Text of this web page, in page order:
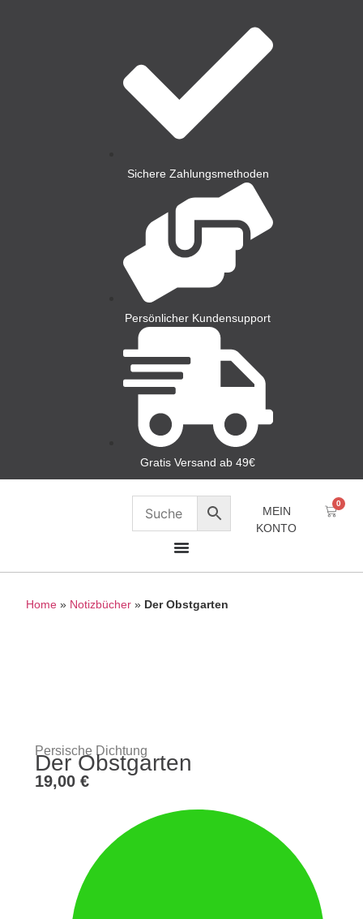
Sichere Zahlungsmethoden
Persönlicher Kundensupport
Gratis Versand ab 49€
MEIN
KONTO
0
Home » Notizbücher » Der Obstgarten
Persische Dichtung
Der Obstgarten
19,00 €